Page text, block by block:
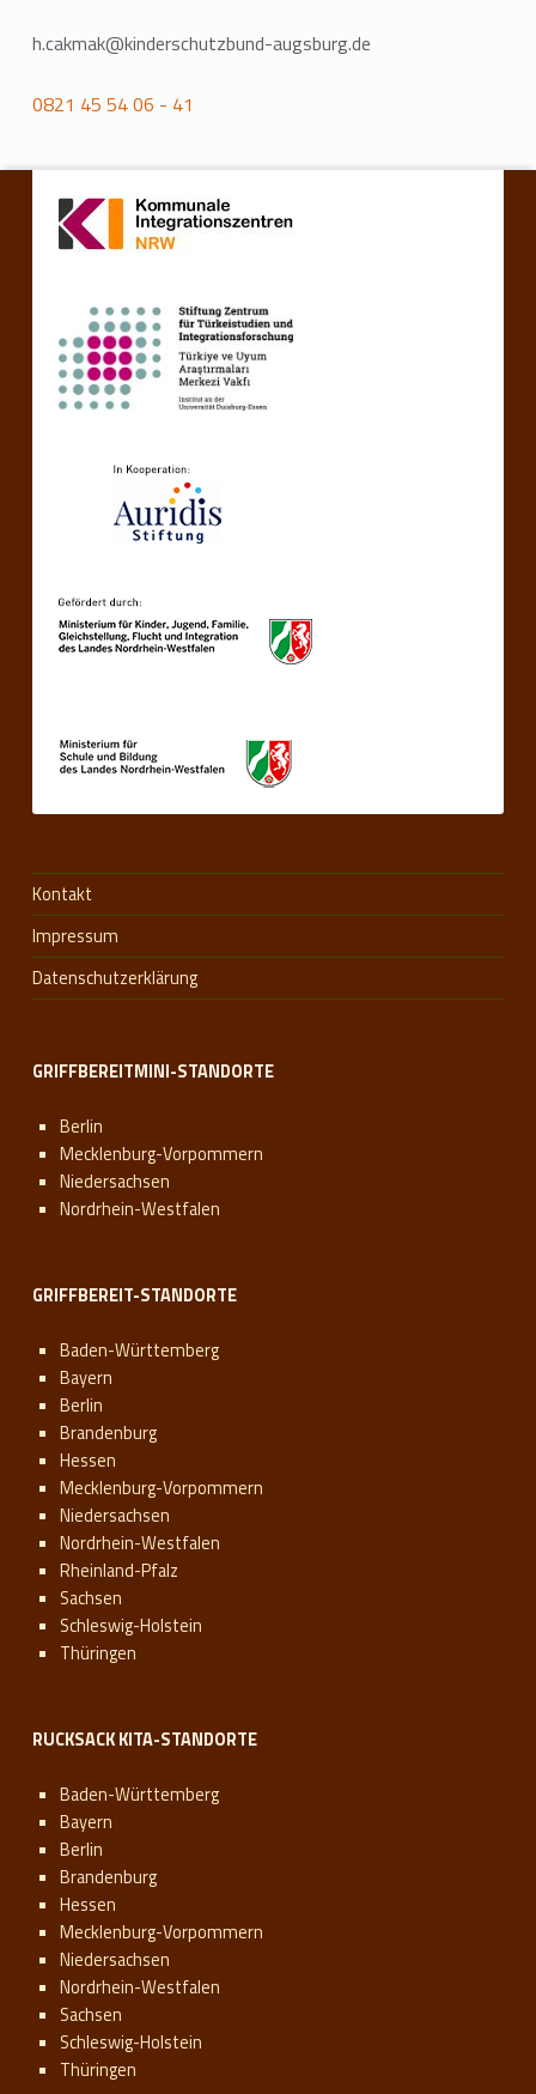
h.cakmak@kinderschutzbund-augsburg.de
0821 45 54 06 - 41
Kontakt
Impressum
Datenschutzerklärung
GRIFFBEREITMINI-STANDORTE
Berlin
Mecklenburg-Vorpommern
Niedersachsen
Nordrhein-Westfalen
GRIFFBEREIT-STANDORTE
Baden-Württemberg
Bayern
Berlin
Brandenburg
Hessen
Mecklenburg-Vorpommern
Niedersachsen
Nordrhein-Westfalen
Rheinland-Pfalz
Sachsen
Schleswig-Holstein
Thüringen
RUCKSACK KITA-STANDORTE
Baden-Württemberg
Bayern
Berlin
Brandenburg
Hessen
Mecklenburg-Vorpommern
Niedersachsen
Nordrhein-Westfalen
Sachsen
Schleswig-Holstein
Thüringen